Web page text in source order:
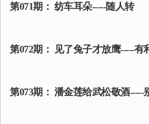
第071期： 纺车耳朵-----随人转
第072期： 见了兔子才放鹰-----有
第073期： 潘金莲给武松敬酒-----